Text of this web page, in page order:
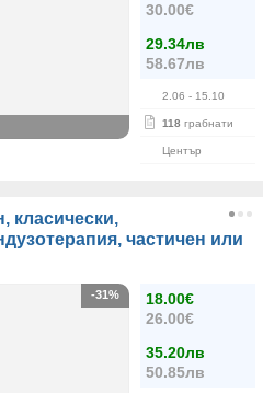
30.00€
29.34лв
58.67лв
2.06 - 15.10
118 грабнати
Център
класически,
частичен или
18.00€
26.00€
35.20лв
50.85лв
-31%